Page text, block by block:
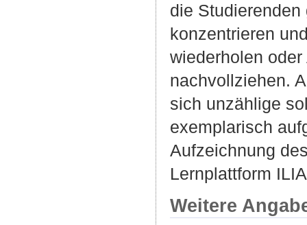
die
konzentrieren
wiederholen
nachvollziehen.
sich unzählige
exemplarisch
Aufzeichnung
Lernplattform
Weitere